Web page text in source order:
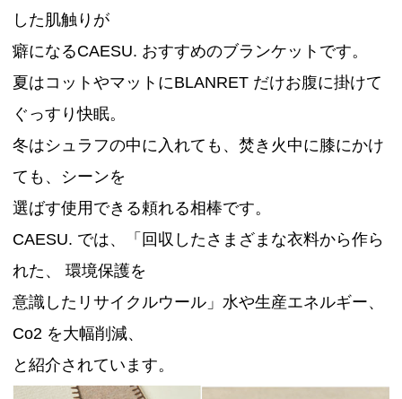
した肌触りが
癖になるCAESU. おすすめのブランケットです。
夏はコットやマットにBLANRET だけお腹に掛けて
ぐっすり快眠。
冬はシュラフの中に入れても、焚き火中に膝にかけ
ても、シーンを
選ばす使用できる頼れる相棒です。
CAESU. では、「回収したさまざまな衣料から作ら
れた、 環境保護を
意識したリサイクルウール」水や生産エネルギー、
Co2 を大幅削減、
と紹介されています。